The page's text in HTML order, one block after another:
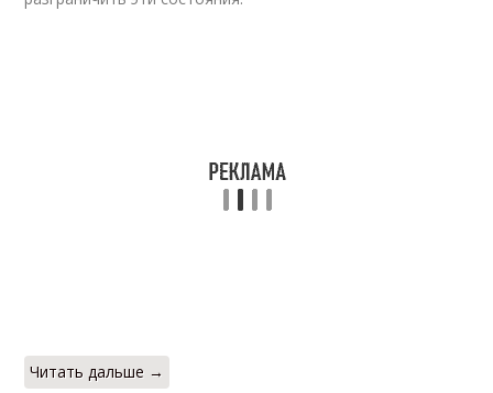
Читать дальше →